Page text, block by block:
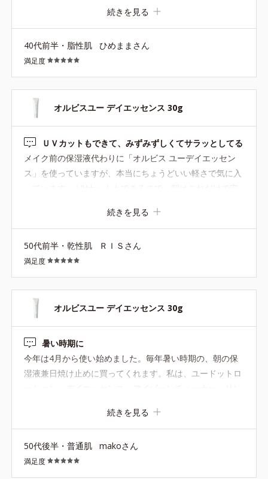
ら乾燥することに気付き…。それはグリチルなんちゃら配
合なので肌荒れにはいいはずなのに...。 私の肌にはやっぱ
り優しく保湿してからの化粧下地って流れが合っていたみ
たいです。 浮気してごめん！戻ってきたよオルビス(笑)
続きを見る
40代前半・脂性肌 ひめままさん
満足度
オルビスユー デイエッセンス 30g
ＵＶカットもできて、みずみずしくてサラッとしてる
メイク前の保湿液代わりに「オルビス ユーデイエッセン
ス」を使っていますが、本当にちょうどいい軽さで気に入
ユーデイエッセンスはみずみずしくてサラッとしているの
で、メイクの邪魔にならず快適です。 使い心地が良すぎ
て、気づけば何本もリピートしています。
続きを見る
50代前半・乾性肌 ＲＩＳさん
満足度
オルビスユー デイエッセンス 30g
暑い時期に
今年は4月から使い始めました。毎年暑い時期の、朝の保
湿液兼日焼け止めに買ってくれます。私は、ユードットロ
ず、乾かず良いです。特に暑い時期に、汗かいててもベト
つかず良いです。これからも使い続けたいです。
続きを見る
50代後半・普通肌 makoさん
満足度